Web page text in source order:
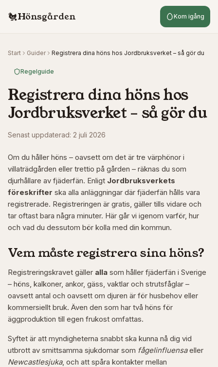
🐔Hönsgården Kom igång
Start Guider Registrera dina höns hos Jordbruksverket – så gör du
Regelguide
Registrera dina höns hos
Jordbruksverket – så gör du
Senast uppdaterad: 2 juli 2026
Om du håller höns – oavsett om det är tre värphönor i
villaträdgården eller trettio på gården – räknas du som
djurhållare av fjäderfän. Enligt Jordbruksverkets
föreskrifter ska alla anläggningar där fjäderfän hålls vara
registrerade. Registreringen är gratis, gäller tills vidare och
tar oftast bara några minuter. Här går vi igenom varför, hur
och vad du dessutom bör kolla med din kommun.
Vem måste registrera sina höns?
Registreringskravet gäller alla som håller fjäderfän i Sverige
– höns, kalkoner, ankor, gäss, vaktlar och strutsfåglar –
oavsett antal och oavsett om djuren är för husbehov eller
kommersiellt bruk. Även den som har två höns för
äggproduktion till egen frukost omfattas.
Syftet är att myndigheterna snabbt ska kunna nå dig vid
utbrott av smittsamma sjukdomar som fågelinfluensaeller
Newcastlesjuka, och att spåra kontakter mellan